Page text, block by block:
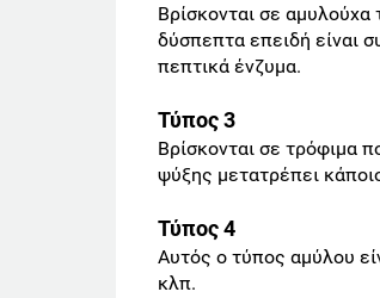
Βρίσκονται σε
δύσπεπτα επειδή είναι
πεπτικά ένζυμα.
Τύπος 3
Βρίσκονται σε τρόφιμα
ψύξης μετατρέπει
Τύπος 4
Αυτός ο τύπος αμύλου
κλπ.